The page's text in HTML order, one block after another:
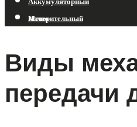
Измерительный
Меню
Виды
передачи